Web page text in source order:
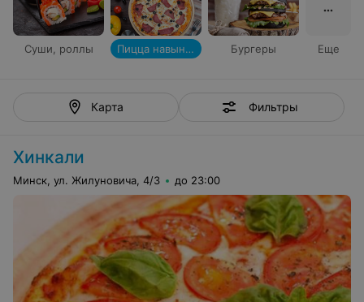
Суши, роллы Пицца навынос Бургеры Еще
Карта Фильтры
Хинкали
Минск, ул. Жилуновича, 4/3 до 23:00